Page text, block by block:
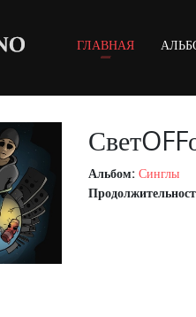
ГЛАВНАЯ
Альбом: Синглы